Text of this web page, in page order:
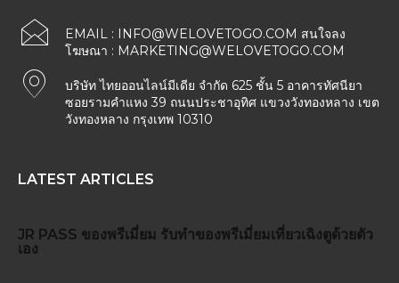
EMAIL : INFO@WELOVETOGO.COM สนใจลง
โฆษณา : MARKETING@WELOVETOGO.COM
บริษัท ไทยออนไลน์มีเดีย จำกัด 625 ชั้น 5 อาคารทัศนียา
ซอยรามคำแหง 39 ถนนประชาอุทิศ แขวงวังทองหลาง เขต
วังทองหลาง กรุงเทพ 10310
LATEST ARTICLES
JR PASS ของพรีเมี่ยม รับทำของพรีเมี่ยมเที่ยวเฉิงตูด้วยตัว
เอง